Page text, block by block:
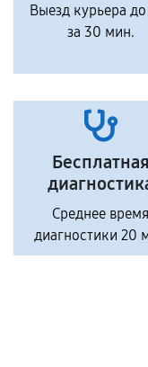
Выезд курьера до
за 30 мин.
Бесплатная
Среднее время
диагностики 20